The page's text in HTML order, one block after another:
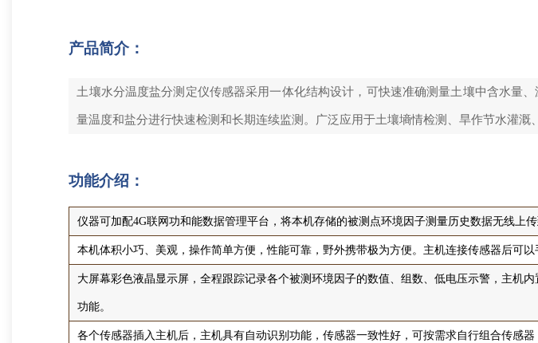
产品简介：
土壤水分温度盐分测定仪传感器采用一体化结构设计，可快速准确测量土壤中含水量
量温度和盐分进行快速检测和长期连续监测。广泛应用于土壤墒情检测、旱作节水灌溉
功能介绍：
仪器可加配4G联网功和能数据管理平台，将本机存储的被测点环境因子测量历史数据无线上
本机体积小巧、美观，操作简单方便，性能可靠，野外携带极为方便。主机连接传感器后可
大屏幕彩色液晶显示屏，全程跟踪记录各个被测环境因子的数值、组数、低电压示警，主机
功能。
各个传感器插入主机后，主机具有自动识别功能，传感器一致性好，可按需求自行组合传感